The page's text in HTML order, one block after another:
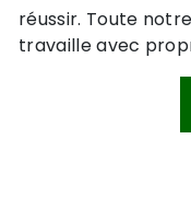
réussir. Toute
travaille avec